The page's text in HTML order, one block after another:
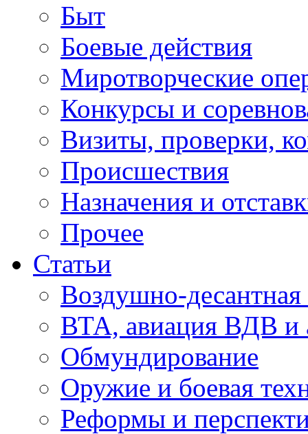
Быт
Боевые действия
Миротворческие
Конкурсы и
Визиты, проверки,
Происшествия
Назначения и
Прочее
Статьи
Воздушно-десантная
ВТА, авиация ВДВ и
Обмундирование
Оружие и боевая
Реформы и